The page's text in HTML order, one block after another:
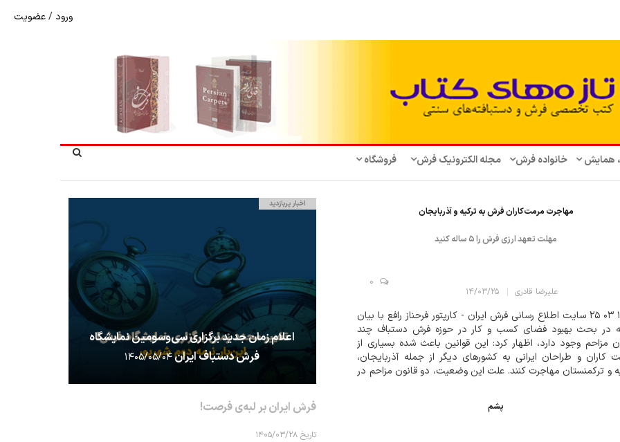
ورود /عضویت
همایش‌ خانواده فرش مجله الکترونیک فرش فروشگاه
مهاجرت مرمت‌کاران فرش به ترکیه و آذربایجان
مهلت تعهد ارزی فرش را ۵ ساله کنید
علیرضا قادری ۱۴/۰۳/۲۵
0
۱۴۰۱ ۰۳ ۲۵ سایت اطلاع رسانی فرش ایران - کارپتور فرحناز رافع با بیان
در بحث بهبود فضای کسب و کار در حوزه فرش دستباف چند
مزاحم وجود دارد، اظهار کرد: این قوانین باعث شده بسیاری از
کاران و طراحان ایرانی به کشورهای دیگر از جمله آذربایجان،
و ترکمنستان مهاجرت کنند. علت این وضعیت، دو قانون مزاحم در
پشم
اخبار پربازدید
اعلام زمان جدید برگزاری سی‌وسومین نمایشگاه
فرش دستباف ایران۱۴۰۵/۰۵/۰۴
فرش ایران بر لبه‌ی فرصت!
تاریخ ۱۴۰۵/۰۳/۲۸